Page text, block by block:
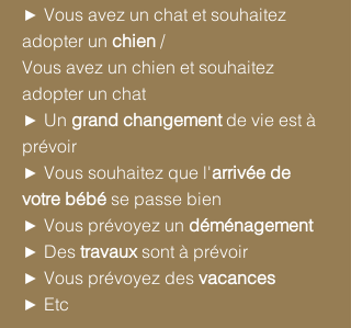
► Vous avez un chat et souhaitez
adopter un chien /
Vous avez un chien et souhaitez
adopter un chat
► Un grand changementde vie est à
prévoir
► Vous souhaitez que l'arrivée de
votre bébé se passe bien
► Vous prévoyez un déménagement
► Des travauxsont à prévoir
► Vous prévoyez des vacances
► Etc